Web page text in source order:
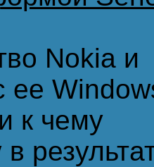
Nokia и
ее
к чему